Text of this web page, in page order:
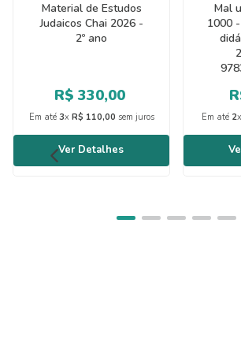
Material de Estudos
Judaicos Chai 2026 -
2º ano
R$ 330,00
Em até 3x R$ 110,00 sem juros
Mal
1000
Em até 2x